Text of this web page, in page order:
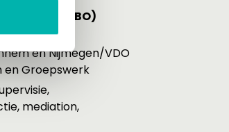
(HBO)
en Nijmegen/VDO
en Groepswerk
mediation,